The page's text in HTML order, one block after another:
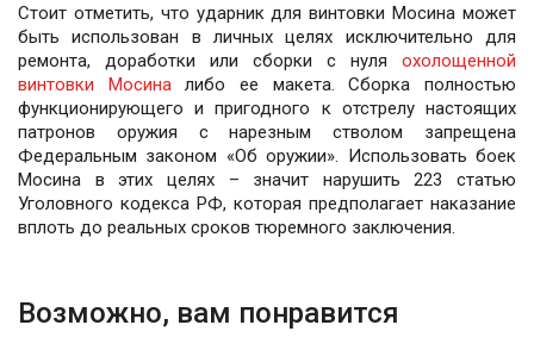
Стоит отметить, что ударник для винтовки Мосина может
быть использован в личных целях исключительно для
ремонта, доработки или сборки с нуля охолощенной
винтовки Мосина либо ее макета. Сборка полностью
функционирующего и пригодного к отстрелу настоящих
патронов оружия с нарезным стволом запрещена
Федеральным законом «Об оружии». Использовать боек
Мосина в этих целях – значит нарушить 223 статью
Уголовного кодекса РФ, которая предполагает наказание
вплоть до реальных сроков тюремного заключения.
Возможно, вам понравится